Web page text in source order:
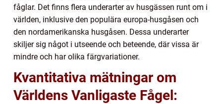
fåglar. Det finns flera underarter av husgässen runt om i
världen, inklusive den populära europa-husgåsen och
den nordamerikanska husgåsen. Dessa underarter
skiljer sig något i utseende och beteende, där vissa är
mindre och har olika färgvariationer.
Kvantitativa mätningar om
Världens Vanligaste Fågel: